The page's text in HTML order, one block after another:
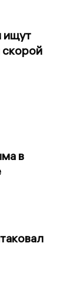
ищут
скорой
в